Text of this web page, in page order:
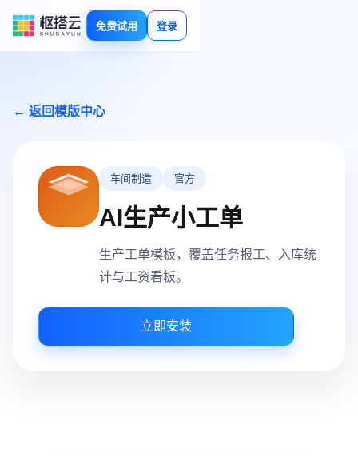
免费试用 登录
← 返回模版中心
车间制造 官方
AI生产小工单
生产工单模板，覆盖任务报工、入库统
计与工资看板。
立即安装